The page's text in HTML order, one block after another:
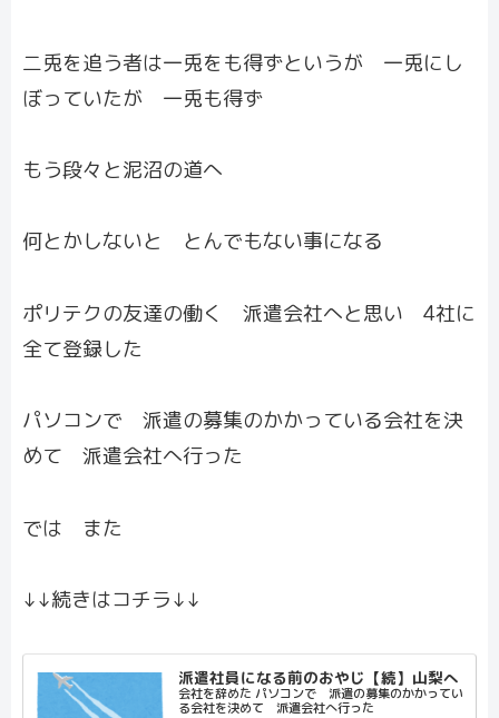
二兎を追う者は一兎をも得ずというが 一兎にし
ぼっていたが 一兎も得ず
もう段々と泥沼の道へ
何とかしないと とんでもない事になる
ポリテクの友達の働く 派遣会社へと思い 4社に
全て登録した
パソコンで 派遣の募集のかかっている会社を決
めて 派遣会社へ行った
では また
↓↓続きはコチラ↓↓
派遣社員になる前のおやじ【続】山梨へ
会社を辞めた パソコンで 派遣の募集のかかってい
る会社を決めて 派遣会社へ行った